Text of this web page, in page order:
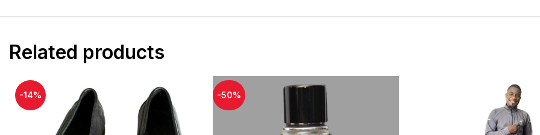
Related products
-14% -50%